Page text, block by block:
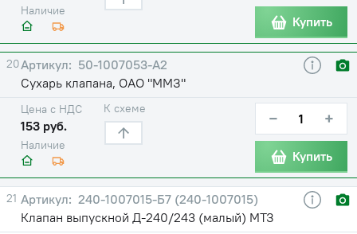
Наличие
Купить
20
50-1007053-А2
Сухарь клапана, ОАО "ММЗ"
Наличие
Цена с НДС
153 руб.
К схеме − +
Купить
21
240-1007015-Б7 (240-1007015)
Клапан выпускной Д-240/243 (малый) МТЗ